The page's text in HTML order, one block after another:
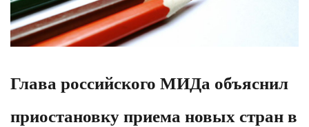
Глава российского МИДа объяснил
приостановку приема новых стран в